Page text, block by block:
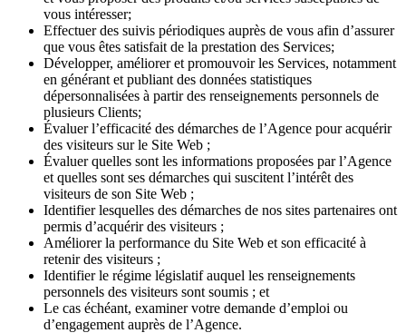
vous intéresser;
Effectuer des suivis périodiques auprès de vous afin d’assurer
que vous êtes satisfait de la prestation des Services;
Développer, améliorer et promouvoir les Services, notamment
en générant et publiant des données statistiques
dépersonnalisées à partir des renseignements personnels de
plusieurs Clients;
Évaluer l’efficacité des démarches de l’Agence pour acquérir
des visiteurs sur le Site Web ;
Évaluer quelles sont les informations proposées par l’Agence
et quelles sont ses démarches qui suscitent l’intérêt des
visiteurs de son Site Web ;
Identifier lesquelles des démarches de nos sites partenaires ont
permis d’acquérir des visiteurs ;
Améliorer la performance du Site Web et son efficacité à
retenir des visiteurs ;
Identifier le régime législatif auquel les renseignements
personnels des visiteurs sont soumis ; et
Le cas échéant, examiner votre demande d’emploi ou
d’engagement auprès de l’Agence.